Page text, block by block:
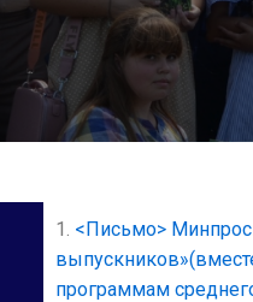
1. <Письмо>
программам